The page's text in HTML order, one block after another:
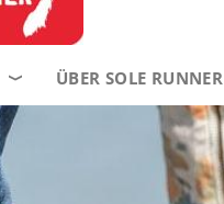
ÜBER SOLE RUNNER